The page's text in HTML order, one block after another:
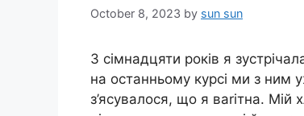
October 8, 2023 by sun sun
З сімнадцяти років я
на останньому курсі ми з ним
з’ясувалося, що я ваrітна. Мій